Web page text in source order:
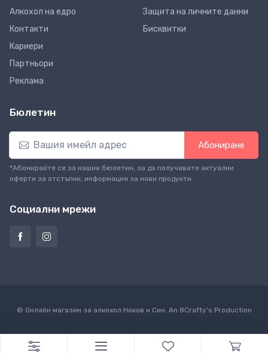
Алкохол на едро
Контакти
Кариери
Партньори
Реклама
Защита на личните данни
Бисквитки
Бюлетин
Абониране
*Абонирайте се за нашия бюлетин, за да получавате актуални
оферти за отстъпки, информация за нови продукти.
Социални мрежи
© Онлайн магазин за алкохол Ноков и Син. An 8Crafty's Production